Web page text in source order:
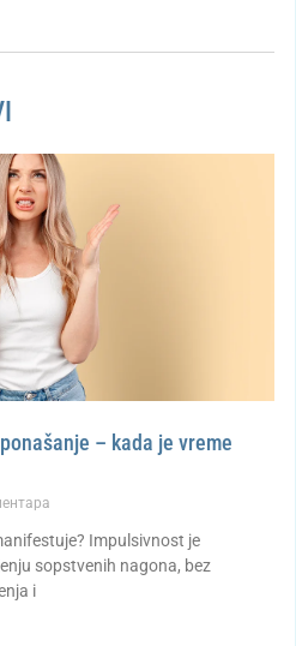
– kada je vreme
Impulsivnost je
sopstvenih nagona, bez
i